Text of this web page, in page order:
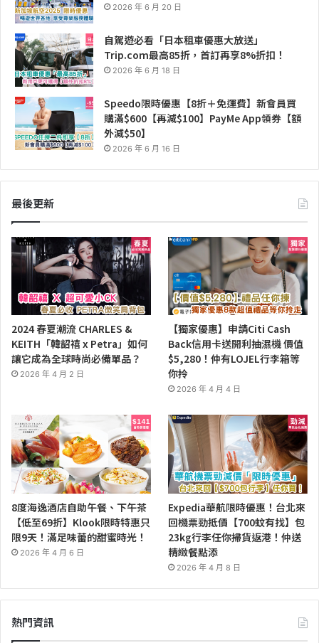
2026 年 6 月 20 日
自駕遊必看「日本租車優惠大放送」
Trip.com最高85折，首訂再享8%折扣！
2026 年 6 月 18 日
Speedo限時優惠【8折＋免運費】新會員買
購滿$600【再減$100】PayMe App領券【額
外減$50】
2026 年 6 月 16 日
最後更新
2024 春夏潮流 CHARLES &
KEITH「韓韶禧 x Petra」如何
讓它成為全球時尚必備單品？
2026 年 4 月 2 日
【獨家優惠】申請Citi Cash
Back信用卡送開利抽濕機 價值
$5,280！仲有LOJEL行李箱等
你拎
2026 年 4 月 4 日
8度海逸酒店自助午餐、下午茶
【低至69折】Klook限時特惠只
限9天！滿足味蕾的甜蜜時光！
2026 年 4 月 6 日
Expedia華航限時優惠！台北來
回機票勁抵價【700蚊有找】包
23kg行李任你掃貨返港！仲送
精緻餐點添
2026 年 4 月 8 日
熱門資訊